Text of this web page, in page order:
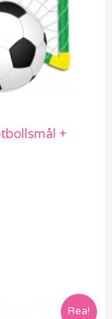
+
Rea!